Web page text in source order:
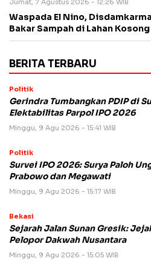
Jumat, 7 Agustus 2026 - 12:26 WIB
Waspada El Nino,
Bakar Sampah di Lahan Kosong
BERITA TERBARU
Politik
Gerindra Tumbangkan PDIP di
Elektabilitas Parpol IPO 2026
Minggu, 9 Agu 2026 - 15:41 WIB
Politik
Survei IPO 2026: Surya Paloh
Prabowo dan Megawati
Minggu, 9 Agu 2026 - 15:17 WIB
Bekasi
Sejarah Jalan Sunan Gresik:
Pelopor Dakwah Nusantara
Minggu, 9 Agu 2026 - 15:05 WIB